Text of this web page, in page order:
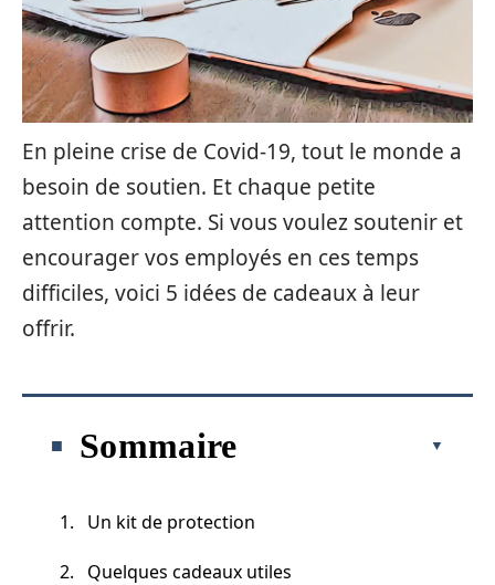
En pleine crise de Covid-19, tout le monde a
besoin de soutien. Et chaque petite
attention compte. Si vous voulez soutenir et
encourager vos employés en ces temps
difficiles, voici 5 idées de cadeaux à leur
offrir.
Sommaire
1. Un kit de protection
2. Quelques cadeaux utiles